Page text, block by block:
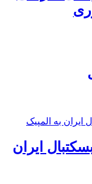
ایران